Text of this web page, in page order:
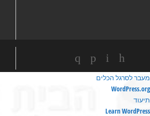
מעבר לסרגל הכלים
אודות
וורדפרס
WordPress.org
תיעוד
Learn WordPress